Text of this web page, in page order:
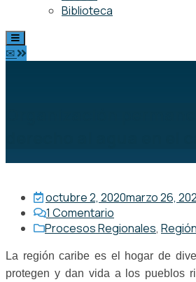
Biblioteca
✉
octubre 2, 2020marzo 26,
1 Comentario
Procesos Regionales,
La región caribe es el hogar de
protegen y dan vida a los pueblos